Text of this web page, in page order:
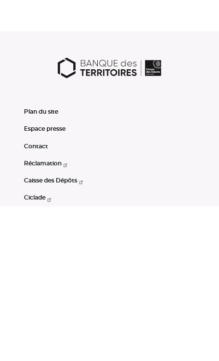
Plan du site
Espace presse
Contact
Réclamation
Caisse des Dépôts
Ciclade